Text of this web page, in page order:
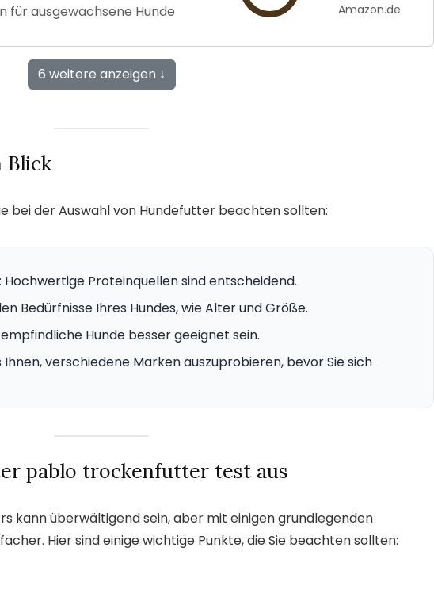
für ausgewachsene Hunde
Amazon.de
6 weitere anzeigen ↓
Blick
bei der Auswahl von Hundefutter beachten sollten:
Proteinquellen sind entscheidend.
Bedürfnisse Ihres Hundes, wie Alter und Größe.
Hunde besser geeignet sein.
verschiedene Marken auszuprobieren, bevor Sie sich
pablo trockenfutter test aus
kann überwältigend sein, aber mit einigen grundlegenden
Hier sind einige wichtige Punkte, die Sie beachten sollten: